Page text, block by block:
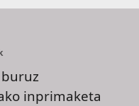
inprimaketa